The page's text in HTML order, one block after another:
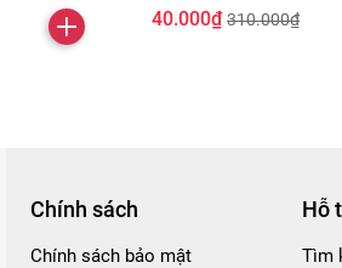
40.000₫ 310.000₫
Chính sách
Chính sách bảo mật
Hỗ
Tìm